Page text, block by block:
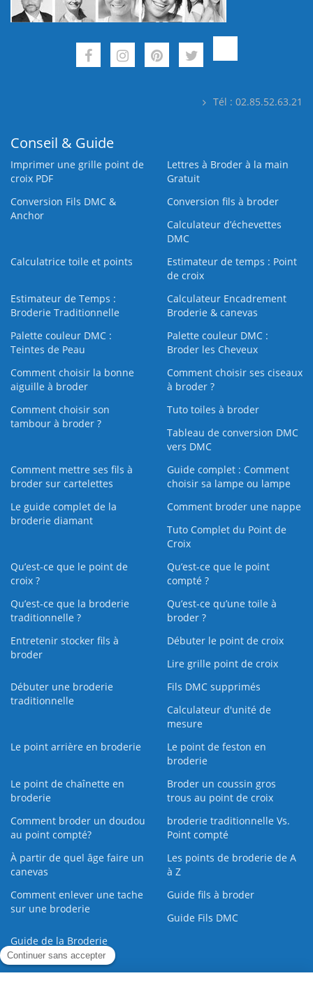
Tél : 02.85.52.63.21
Conseil & Guide
Imprimer une grille point de
croix PDF
Lettres à Broder à la main
Gratuit
Conversion Fils DMC &
Anchor
Conversion fils à broder
Calculateur d’échevettes
DMC
Calculatrice toile et points
Estimateur de temps : Point
de croix
Estimateur de Temps :
Broderie Traditionnelle
Calculateur Encadrement
Broderie & canevas
Palette couleur DMC :
Teintes de Peau
Palette couleur DMC :
Broder les Cheveux
Comment choisir la bonne
aiguille à broder
Comment choisir ses ciseaux
à broder ?
Comment choisir son
tambour à broder ?
Tuto toiles à broder
Tableau de conversion DMC
vers DMC
Comment mettre ses fils à
broder sur cartelettes
Guide complet : Comment
choisir sa lampe ou lampe
Le guide complet de la
broderie diamant
Comment broder une nappe
Tuto Complet du Point de
Croix
Qu’est-ce que le point de
croix ?
Qu’est-ce que le point
compté ?
Qu’est-ce que la broderie
traditionnelle ?
Qu’est‑ce qu’une toile à
broder ?
Entretenir stocker fils à
broder
Débuter le point de croix
Lire grille point de croix
Débuter une broderie
traditionnelle
Fils DMC supprimés
Calculateur d'unité de
mesure
Le point arrière en broderie
Le point de feston en
broderie
Le point de chaînette en
broderie
Broder un coussin gros
trous au point de croix
Comment broder un doudou
au point compté?
broderie traditionnelle Vs.
Point compté
À partir de quel âge faire un
canevas
Les points de broderie de A
à Z
Comment enlever une tache
sur une broderie
Guide fils à broder
Guide Fils DMC
Guide de la Broderie